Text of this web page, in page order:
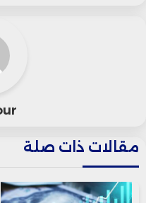
ومن المعتاد أن
الأشهر الأخيرة من
قبل فترة
البلاد
مقالات ذات صلة